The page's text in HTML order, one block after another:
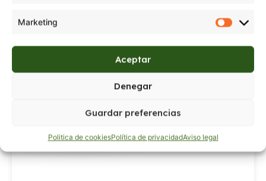
Marketing
Aceptar
Denegar
Guardar preferencias
Politica de cookiesPolítica de privacidadAviso legal